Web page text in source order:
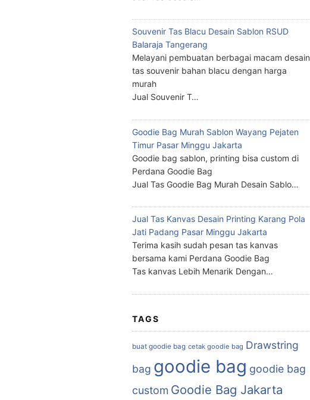
Souvenir Tas Blacu Desain Sablon RSUD
Balaraja Tangerang
Melayani pembuatan berbagai macam desain
tas souvenir bahan blacu dengan harga
murah
Jual Souvenir T…
Goodie Bag Murah Sablon Wayang Pejaten
Timur Pasar Minggu Jakarta
Goodie bag sablon, printing bisa custom di
Perdana Goodie Bag
Jual Tas Goodie Bag Murah Desain Sablo…
Jual Tas Kanvas Desain Printing Karang Pola
Jati Padang Pasar Minggu Jakarta
Terima kasih sudah pesan tas kanvas
bersama kami Perdana Goodie Bag
Tas kanvas Lebih Menarik Dengan…
TAGS
buat goodie bag cetak goodie bag Drawstring
bag goodie bag goodie bag
custom Goodie Bag Jakarta